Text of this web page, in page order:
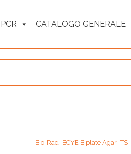
PCR CATALOGO GENERALE
Bio-Rad_BCYE Biplate